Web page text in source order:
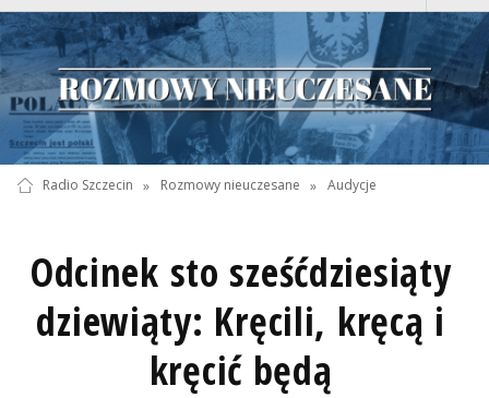
Radio Szczecin » Rozmowy nieuczesane » Audycje
Odcinek sto sześćdziesiąty
dziewiąty: Kręcili, kręcą i
kręcić będą